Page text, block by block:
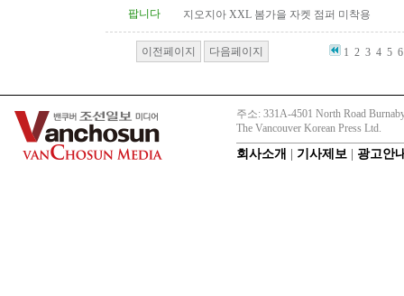
팝니다 지오지아 XXL 봄가을 자켓 점퍼 미착용
이전페이지 다음페이지 1 2 3 4 5 6
주소: 331A-4501 North Road
The Vancouver Korean Press Ltd.
회사소개 기사제보 광고안